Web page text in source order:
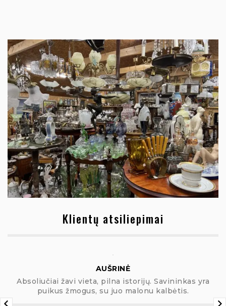
Klientų atsiliepimai
Absoliučiai žavi vieta, pilna istorijų. Savininkas yra
puikus žmogus, su juo malonu kalbėtis.
AUŠRINĖ